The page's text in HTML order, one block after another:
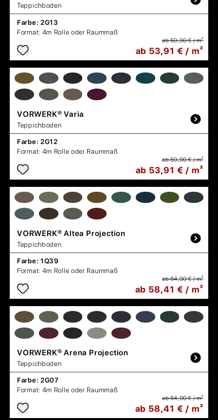
Teppichboden
Farbe: 2G13
Format: 4m Rolle oder Raummaß
ab 59,90 € / m²
ab 53,91 € / m²
VORWERK® Varia
Teppichboden
Farbe: 2G12
Format: 4m Rolle oder Raummaß
ab 59,90 € / m²
ab 53,91 € / m²
VORWERK® Altea Projection
Teppichboden
Farbe: 1Q39
Format: 4m Rolle oder Raummaß
ab 64,90 € / m²
ab 58,41 € / m²
VORWERK® Arena Projection
Teppichboden
Farbe: 2G07
Format: 4m Rolle oder Raummaß
ab 64,90 € / m²
ab 58,41 € / m²